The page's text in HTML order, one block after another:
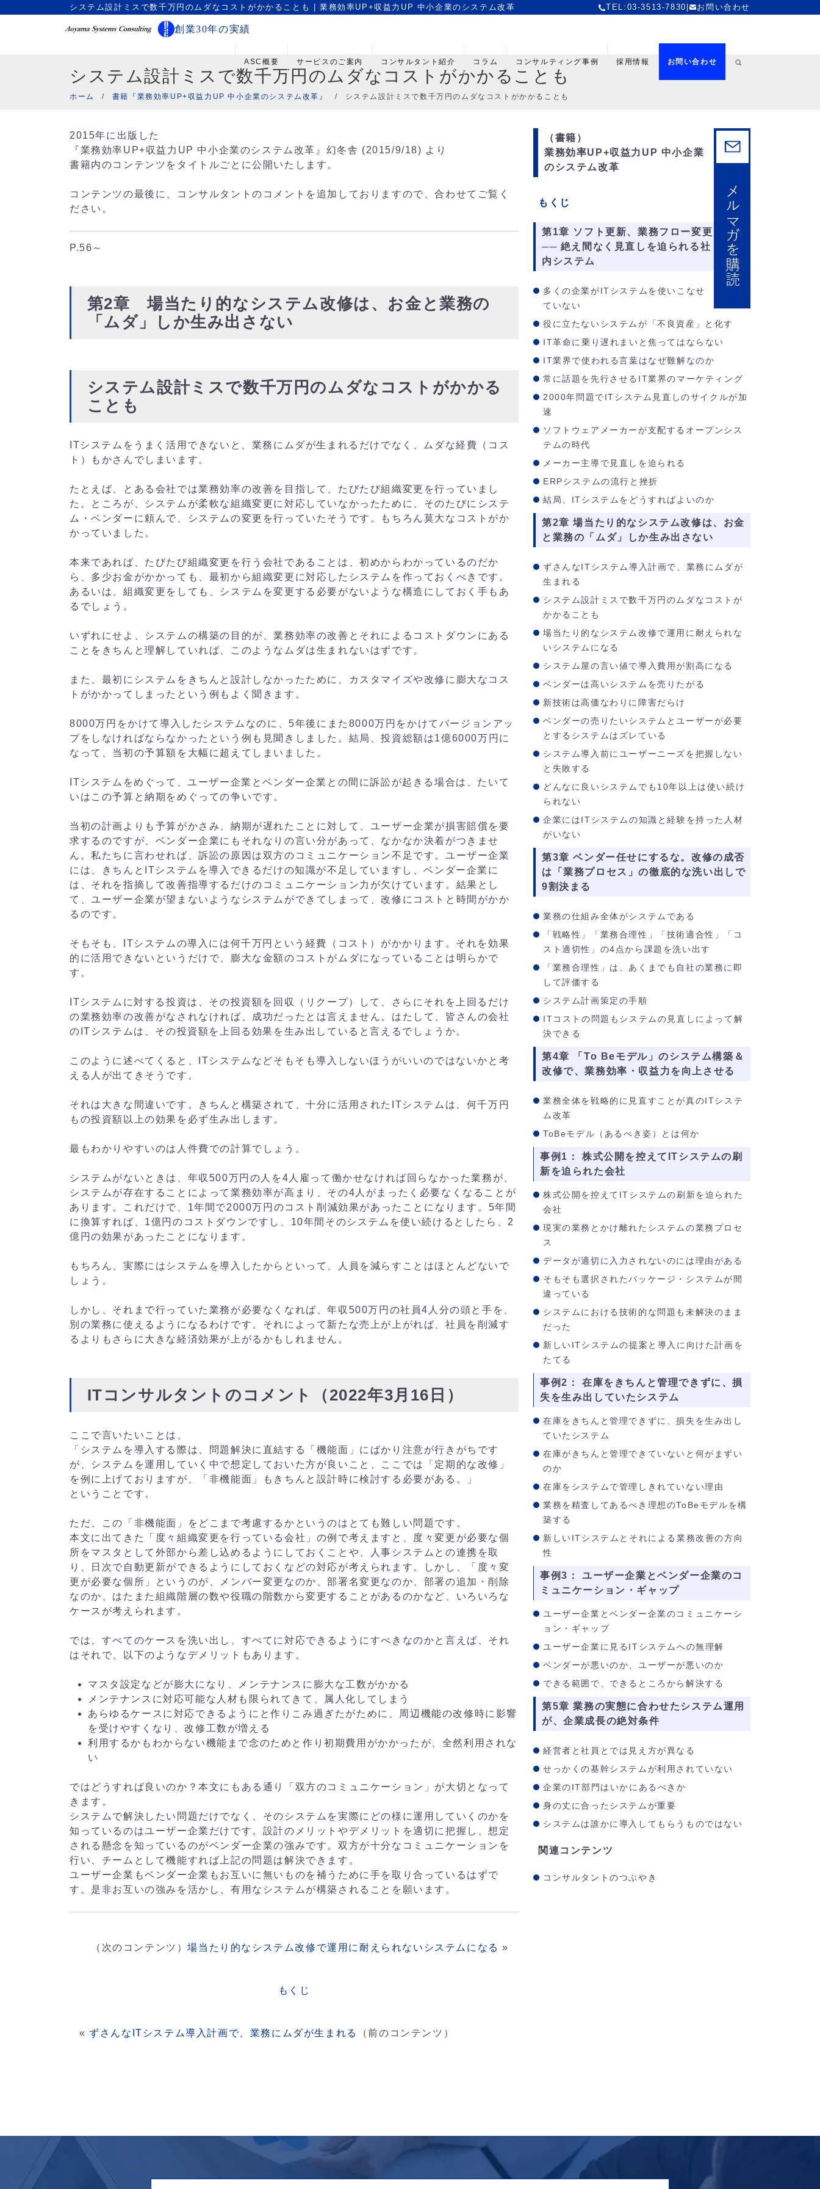
システム設計ミスで数千万円のムダなコストがかかることも | 業務効率UP+収益力UP 中小企業のシステム改革 TEL:03-3513-7830 お問い合わせ
創業30年の実績
ASC概要 サービスのご案内 コンサルタント紹介 コラム コンサルティング事例 採用情報 お問い合わせ
システム設計ミスで数千万円のムダなコストがかかることも
ホーム / 書籍『業務効率UP+収益力UP 中小企業のシステム改革』 / システム設計ミスで数千万円のムダなコストがかかることも
2015年に出版した
『業務効率UP+収益力UP 中小企業のシステム改革』幻冬舎 (2015/9/18) より
書籍内のコンテンツをタイトルごとに公開いたします。
コンテンツの最後に、コンサルタントのコメントを追加しておりますので、合わせてご覧く
ださい。
P.56～
第2章 場当たり的なシステム改修は、お金と業務の
「ムダ」しか生み出さない
システム設計ミスで数千万円のムダなコストがかかる
ことも
ITシステムをうまく活用できないと、業務にムダが生まれるだけでなく、ムダな経費（コス
ト）もかさんでしまいます。
たとえば、とある会社では業務効率の改善を目指して、たびたび組織変更を行っていまし
た。ところが、システムが柔軟な組織変更に対応していなかったために、そのたびにシステ
ム・ベンダーに頼んで、システムの変更を行っていたそうです。もちろん莫大なコストがか
かっていました。
本来であれば、たびたび組織変更を行う会社であることは、初めからわかっているのだか
ら、多少お金がかかっても、最初から組織変更に対応したシステムを作っておくべきです。
あるいは、組織変更をしても、システムを変更する必要がないような構造にしておく手もあ
るでしょう。
いずれにせよ、システムの構築の目的が、業務効率の改善とそれによるコストダウンにある
ことをきちんと理解していれば、このようなムダは生まれないはずです。
また、最初にシステムをきちんと設計しなかったために、カスタマイズや改修に膨大なコス
トがかかってしまったという例もよく聞きます。
8000万円をかけて導入したシステムなのに、5年後にまた8000万円をかけてバージョンアッ
プをしなければならなかったという例も見聞きしました。結局、投資総額は1億6000万円に
なって、当初の予算額を大幅に超えてしまいました。
ITシステムをめぐって、ユーザー企業とベンダー企業との間に訴訟が起きる場合は、たいて
いはこの予算と納期をめぐっての争いです。
当初の計画よりも予算がかさみ、納期が遅れたことに対して、ユーザー企業が損害賠償を要
求するのですが、ベンダー企業にもそれなりの言い分があって、なかなか決着がつきませ
ん。私たちに言わせれば、訴訟の原因は双方のコミュニケーション不足です。ユーザー企業
には、きちんとITシステムを導入できるだけの知識が不足していますし、ベンダー企業に
は、それを指摘して改善指導するだけのコミュニケーション力が欠けています。結果とし
て、ユーザー企業が望まないようなシステムができてしまって、改修にコストと時間がかか
るのです。
そもそも、ITシステムの導入には何千万円という経費（コスト）がかかります。それを効果
的に活用できないというだけで、膨大な金額のコストがムダになっていることは明らかで
す。
ITシステムに対する投資は、その投資額を回収（リクープ）して、さらにそれを上回るだけ
の業務効率の改善がなされなければ、成功だったとは言えません。はたして、皆さんの会社
のITシステムは、その投資額を上回る効果を生み出していると言えるでしょうか。
このように述べてくると、ITシステムなどそもそも導入しないほうがいいのではないかと考
える人が出てきそうです。
それは大きな間違いです。きちんと構築されて、十分に活用されたITシステムは、何千万円
もの投資額以上の効果を必ず生み出します。
最もわかりやすいのは人件費での計算でしょう。
システムがないときは、年収500万円の人を4人雇って働かせなければ回らなかった業務が、
システムが存在することによって業務効率が高まり、その4人がまったく必要なくなることが
あります。これだけで、1年間で2000万円のコスト削減効果があったことになります。5年間
に換算すれば、1億円のコストダウンですし、10年間そのシステムを使い続けるとしたら、2
億円の効果があったことになります。
もちろん、実際にはシステムを導入したからといって、人員を減らすことはほとんどないで
しょう。
しかし、それまで行っていた業務が必要なくなれば、年収500万円の社員4人分の頭と手を、
別の業務に使えるようになるわけです。それによって新たな売上が上がれば、社員を削減す
るよりもさらに大きな経済効果が上がるかもしれません。
ITコンサルタントのコメント（2022年3月16日）
ここで言いたいことは、
「システムを導入する際は、問題解決に直結する「機能面」にばかり注意が行きがちです
が、システムを運用していく中で想定しておいた方が良いこと、ここでは「定期的な改修」
を例に上げておりますが、「非機能面」もきちんと設計時に検討する必要がある。」
ということです。
ただ、この「非機能面」をどこまで考慮するかというのはとても難しい問題です。
本文に出てきた「度々組織変更を行っている会社」の例で考えますと、度々変更が必要な個
所をマスタとして外部から差し込めるようにしておくことや、人事システムとの連携を取
り、日次で自動更新ができるようにしておくなどの対応が考えられます。しかし、「度々変
更が必要な個所」というのが、メンバー変更なのか、部署名変更なのか、部署の追加・削除
なのか、はたまた組織階層の数や役職の階数から変更することがあるのかなど、いろいろな
ケースが考えられます。
では、すべてのケースを洗い出し、すべてに対応できるようにすべきなのかと言えば、それ
はそれで、以下のようなデメリットもあります。
マスタ設定などが膨大になり、メンテナンスに膨大な工数がかかる
メンテナンスに対応可能な人材も限られてきて、属人化してしまう
あらゆるケースに対応できるようにと作りこみ過ぎたがために、周辺機能の改修時に影響
を受けやすくなり、改修工数が増える
利用するかもわからない機能まで念のためと作り初期費用がかかったが、全然利用されな
い
ではどうすれば良いのか？本文にもある通り「双方のコミュニケーション」が大切となって
きます。
システムで解決したい問題だけでなく、そのシステムを実際にどの様に運用していくのかを
知っているのはユーザー企業だけです。設計のメリットやデメリットを適切に把握し、想定
される懸念を知っているのがベンダー企業の強みです。双方が十分なコミュニケーションを
行い、チームとして機能すれば上記の問題は解決できます。
ユーザー企業もベンダー企業もお互いに無いものを補うために手を取り合っているはずで
す。是非お互いの強みを活かし、有用なシステムが構築されることを願います。
（次のコンテンツ）場当たり的なシステム改修で運用に耐えられないシステムになる »
もくじ
«ずさんなITシステム導入計画で、業務にムダが生まれる （前のコンテンツ）
（書籍）
業務効率UP+収益力UP 中小企業
のシステム改革
もくじ
第1章 ソフト更新、業務フロー変更
── 絶え間なく見直しを迫られる社
内システム
多くの企業がITシステムを使いこなせ
ていない
役に立たないシステムが「不良資産」と化す
IT革命に乗り遅れまいと焦ってはならない
IT業界で使われる言葉はなぜ難解なのか
常に話題を先行させるIT業界のマーケティング
2000年問題でITシステム見直しのサイクルが加
速
ソフトウェアメーカーが支配するオープンシス
テムの時代
メーカー主導で見直しを迫られる
ERPシステムの流行と挫折
結局、ITシステムをどうすればよいのか
第2章 場当たり的なシステム改修は、お金
と業務の「ムダ」しか生み出さない
ずさんなITシステム導入計画で、業務にムダが
生まれる
システム設計ミスで数千万円のムダなコストが
かかることも
場当たり的なシステム改修で運用に耐えられな
いシステムになる
システム屋の言い値で導入費用が割高になる
ベンダーは高いシステムを売りたがる
新技術は高価なわりに障害だらけ
ベンダーの売りたいシステムとユーザーが必要
とするシステムはズレている
システム導入前にユーザーニーズを把握しない
と失敗する
どんなに良いシステムでも10年以上は使い続け
られない
企業にはITシステムの知識と経験を持った人材
がいない
第3章 ベンダー任せにするな。改修の成否
は「業務プロセス」の徹底的な洗い出しで
9割決まる
業務の仕組み全体がシステムである
「戦略性」「業務合理性」「技術適合性」「コ
スト適切性」の4点から課題を洗い出す
「業務合理性」は、あくまでも自社の業務に即
して評価する
システム計画策定の手順
ITコストの問題もシステムの見直しによって解
決できる
第4章 「To Beモデル」のシステム構築＆
改修で、業務効率・収益力を向上させる
業務全体を戦略的に見直すことが真のITシステ
ム改革
ToBeモデル（あるべき姿）とは何か
事例1： 株式公開を控えてITシステムの刷
新を迫られた会社
株式公開を控えてITシステムの刷新を迫られた
会社
現実の業務とかけ離れたシステムの業務プロセ
ス
データが適切に入力されないのには理由がある
そもそも選択されたパッケージ・システムが間
違っている
システムにおける技術的な問題も未解決のまま
だった
新しいITシステムの提案と導入に向けた計画を
たてる
事例2： 在庫をきちんと管理できずに、損
失を生み出していたシステム
在庫をきちんと管理できずに、損失を生み出し
ていたシステム
在庫がきちんと管理できていないと何がまずい
のか
在庫をシステムで管理しきれていない理由
業務を精査してあるべき理想のToBeモデルを構
築する
新しいITシステムとそれによる業務改善の方向
性
事例3： ユーザー企業とベンダー企業のコ
ミュニケーション・ギャップ
ユーザー企業とベンダー企業のコミュニケーシ
ョン・ギャップ
ユーザー企業に見るITシステムへの無理解
ベンダーが悪いのか、ユーザーが悪いのか
できる範囲で、できるところから解決する
第5章 業務の実態に合わせたシステム運用
が、企業成長の絶対条件
経営者と社員とでは見え方が異なる
せっかくの基幹システムが利用されていない
企業のIT部門はいかにあるべきか
身の丈に合ったシステムが重要
システムは誰かに導入してもらうものではない
関連コンテンツ
コンサルタントのつぶやき